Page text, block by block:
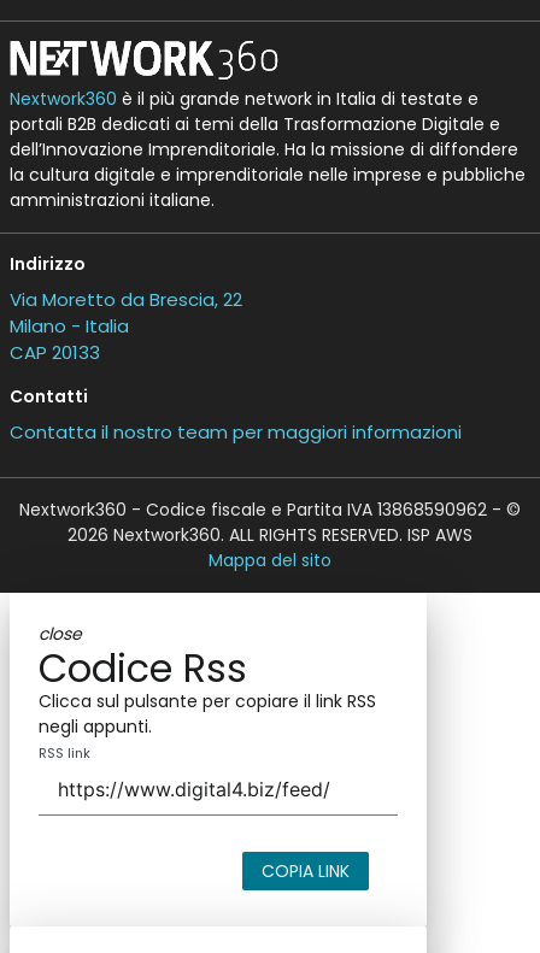
Nextwork360 è il più grande network in Italia di testate e
portali B2B dedicati ai temi della Trasformazione Digitale e
dell’Innovazione Imprenditoriale. Ha la missione di diffondere
la cultura digitale e imprenditoriale nelle imprese e pubbliche
amministrazioni italiane.
Indirizzo
Via Moretto da Brescia, 22
Milano - Italia
CAP 20133
Contatti
Contatta il nostro team per maggiori informazioni
Nextwork360 - Codice fiscale e Partita IVA 13868590962 - ©
2026 Nextwork360. ALL RIGHTS RESERVED. ISP AWS
Mappa del sito
close
Codice Rss
Clicca sul pulsante per copiare il link RSS
negli appunti.
RSS link
COPIA LINK